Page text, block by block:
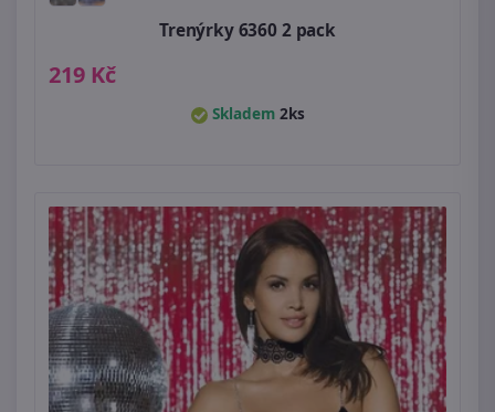
Trenýrky 6360 2 pack
219 Kč
Skladem 2ks